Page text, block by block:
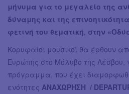
μήνυμα για το μεγαλείο της
δύναμης και της
φετινή του θεματική, στην
Κορυφαίοι μουσικοί θα έρθουν
Ευρώπης στο Μόλυβο της Λέσβου,
πρόγραμμα, που έχει
ενότητες ΑΝΑΧΩΡΗΣΗ /